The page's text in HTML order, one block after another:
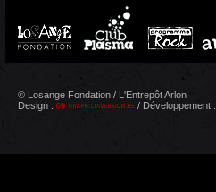
© Losange Fondation / L'Entrepôt Arlon
Design :
/ Développement :